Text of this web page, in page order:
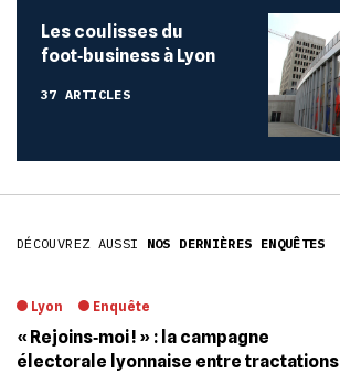
Les coulisses du
foot‐business à Lyon
37 ARTICLES
DÉCOUVREZ AUSSI NOS DERNIÈRES ENQUÊTES
Lyon Enquête
« Rejoins‐moi ! » : la campagne
électorale lyonnaise entre tractations